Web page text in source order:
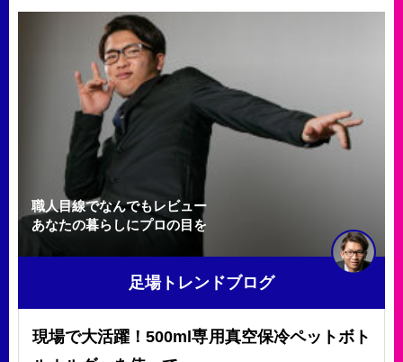
職人目線でなんでもレビュー
あなたの暮らしにプロの目を
足場トレンドブログ
現場で大活躍！500ml専用真空保冷ペットボト